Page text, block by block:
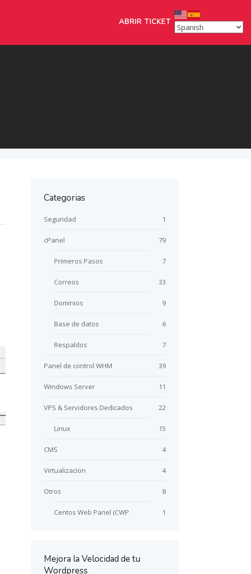
ABRIR TICKET
Categorias
Seguridad 1
cPanel 79
Primeros Pasos 7
Correos 33
Dominios 9
Base de datos 6
Respaldos 7
Panel de control WHM 39
Windows Server 11
VPS & Servidores Dedicados 22
Linux 15
CMS 4
Virtualizacion 4
Otros 8
Centos Web Panel (CWP 1
Mejora la Velocidad de tu
Wordpress